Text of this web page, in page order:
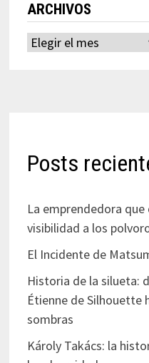
ARCHIVOS
Archivos
Posts
La emprendedora que
visibilidad a los
El Incidente de
Historia de la silueta:
Étienne de Silhouette
sombras
Károly Takács: la